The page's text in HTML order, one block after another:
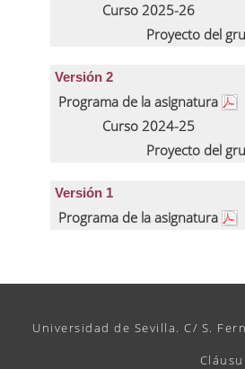
Curso 2025-26
Proyecto del
Versión 2
Programa de la asignatura
Curso 2024-25
Proyecto del
Versión 1
Programa de la asignatura
Universidad de Sevilla. C/ S.